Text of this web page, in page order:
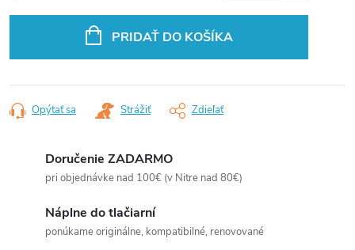
PRIDAŤ DO KOŠÍKA
Opýtať sa Strážiť Zdieľať
Doručenie ZADARMO
pri objednávke nad 100€ (v Nitre nad 80€)
Náplne do tlačiarní
ponúkame originálne, kompatibilné, renovované